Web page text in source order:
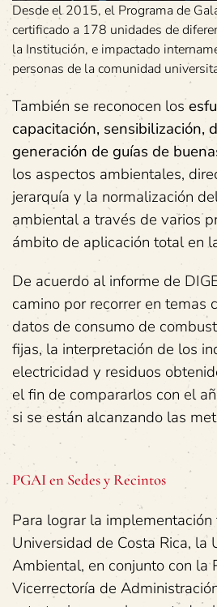
Desde el 2015, el Programa de
certificado a 178 unidades de
la Institución, e impactado
personas de la comunidad
También se reconocen los
capacitación, sensibilización,
generación de guías de
los aspectos ambientales,
jerarquía y la normalización
ambiental a través de varios
ámbito de aplicación total en
De acuerdo al informe de
camino por recorrer en temas
datos de consumo de
fijas, la interpretación de los
electricidad y residuos
el fin de compararlos con el
si se están alcanzando las
PGAI en Sedes y Recintos
Para lograr la
Universidad de Costa Rica, la
Ambiental, en conjunto con la
Vicerrectoría de